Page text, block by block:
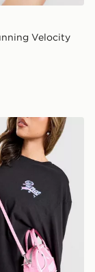
Velocity
Maglietta